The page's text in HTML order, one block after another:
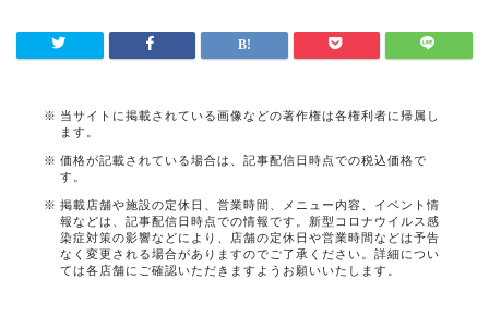
当サイトに掲載されている画像などの著作権は各権利者に帰属し
ます。
価格が記載されている場合は、記事配信日時点での税込価格で
す。
掲載店舗や施設の定休日、営業時間、メニュー内容、イベント情
報などは、記事配信日時点での情報です。新型コロナウイルス感
染症対策の影響などにより、店舗の定休日や営業時間などは予告
なく変更される場合がありますのでご了承ください。詳細につい
ては各店舗にご確認いただきますようお願いいたします。